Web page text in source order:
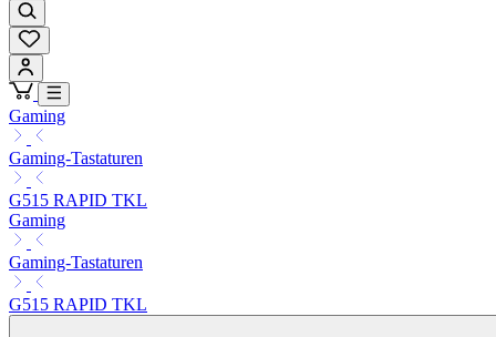
Gaming
Gaming-Tastaturen
G515 RAPID TKL
Gaming
Gaming-Tastaturen
G515 RAPID TKL